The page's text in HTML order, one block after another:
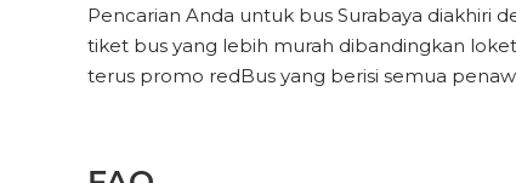
Pencarian Anda untuk bus Surabaya diakhiri
tiket bus yang lebih murah dibandingkan
terus promo redBus yang berisi semua